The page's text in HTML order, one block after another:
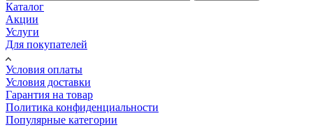
Каталог
Акции
Услуги
Для покупателей
Условия оплаты
Условия доставки
Гарантия на товар
Политика конфиденциальности
Популярные категории